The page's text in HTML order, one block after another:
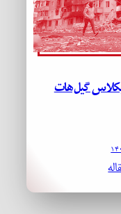
گیل‌هات